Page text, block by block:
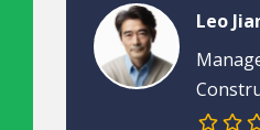
Leo